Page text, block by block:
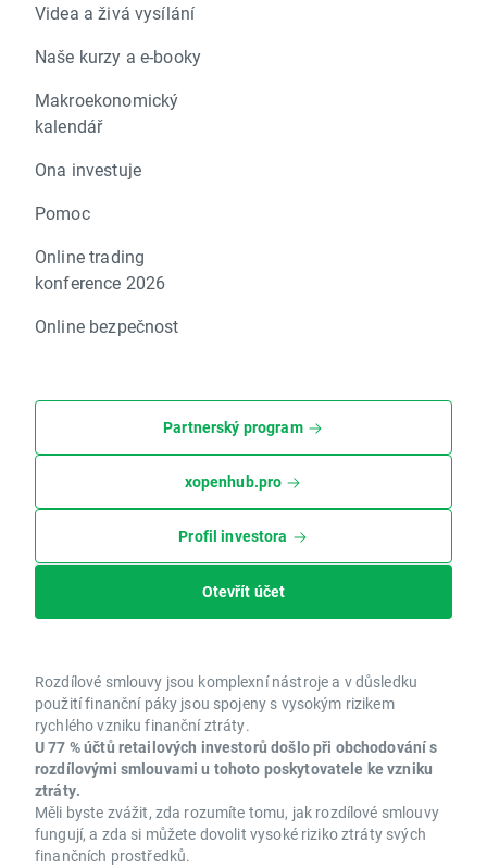
Videa a živá vysílání
Naše kurzy a e-booky
Makroekonomický
kalendář
Ona investuje
Pomoc
Online trading
konference 2026
Online bezpečnost
Partnerský program
xopenhub.pro
Profil investora
Otevřít účet
Rozdílové smlouvy jsou komplexní nástroje a v důsledku
použití finanční páky jsou spojeny s vysokým rizikem
rychlého vzniku finanční ztráty.
U 77 % účtů retailových investorů došlo při obchodování s
rozdílovými smlouvami u tohoto poskytovatele ke vzniku
ztráty.
Měli byste zvážit, zda rozumíte tomu, jak rozdílové smlouvy
fungují, a zda si můžete dovolit vysoké riziko ztráty svých
finančních prostředků.